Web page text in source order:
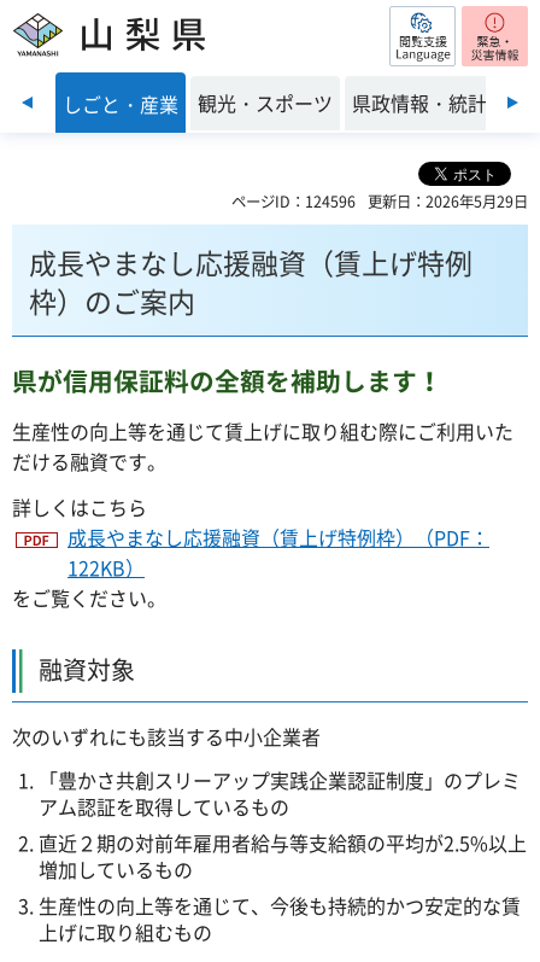
山梨県 閲覧支援
前のスライドを表示
境 しごと・産業 観光・スポーツ 県政情報・統計
ページID：124596 更新日：2026年5月29日
成長やまなし応援融資（賃上げ特例
枠）のご案内
県が信用保証料の全額を補助します！
生産性の向上等を通じて賃上げに取り組む際にご利用いた
だける融資です。
詳しくはこちら
成長やまなし応援融資（賃上げ特例枠）（PDF：
122KB）
をご覧ください。
融資対象
次のいずれにも該当する中小企業者
「豊かさ共創スリーアップ実践企業認証制度」のプレミ
アム認証を取得しているもの
直近２期の対前年雇用者給与等支給額の平均が2.5%以上
増加しているもの
生産性の向上等を通じて、今後も持続的かつ安定的な賃
上げに取り組むもの